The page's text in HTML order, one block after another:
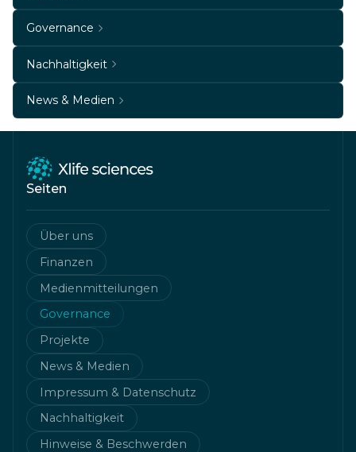
Governance
Nachhaltigkeit
News & Medien
Seiten
Über uns
Finanzen
Medienmitteilungen
Governance
Projekte
News & Medien
Impressum & Datenschutz
Nachhaltigkeit
Hinweise & Beschwerden